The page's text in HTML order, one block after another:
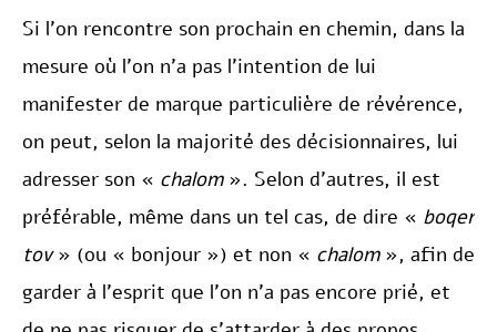
Si l’on rencontre son prochain en chemin, dans la
mesure où l’on n’a pas l’intention de lui
manifester de marque particulière de révérence,
on peut, selon la majorité des décisionnaires, lui
adresser son « chalom». Selon d’autres, il est
préférable, même dans un tel cas, de dire « boqer
tov» (ou « bonjour ») et non « chalom», afin de
garder à l’esprit que l’on n’a pas encore prié, et